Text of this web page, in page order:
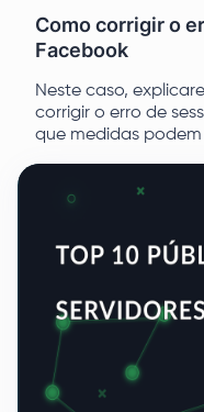
Como corrigir o
Facebook
Neste caso,
corrigir o erro de
que medidas